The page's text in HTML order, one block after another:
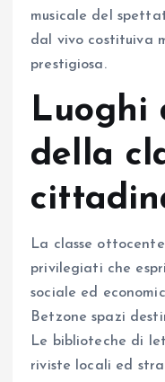
musicale del
dal vivo costituiva
prestigiosa.
Luoghi
della
La classe
privilegiati che
sociale ed
Betzone spazi
Le biblioteche di
riviste locali ed